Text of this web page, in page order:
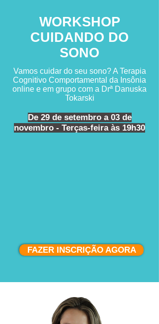
WORKSHOP
CUIDANDO DO
SONO
Vamos cuidar do seu sono? A Terapia
Cognitivo Comportamental da Insônia
online e em grupo com a Drª Danuska
Tokarski
De 29 de setembro a 03 de
novembro - Terças-feira às 19h30
FAZER INSCRIÇÃO AGORA